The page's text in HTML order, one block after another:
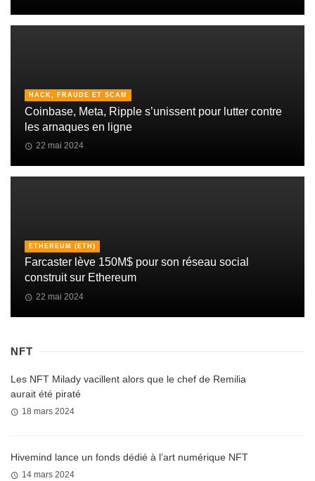
HACK, FRAUDE ET SCAM
Coinbase, Meta, Ripple s’unissent pour lutter contre
les arnaques en ligne
22 mai 2024
ETHEREUM (ETH)
Farcaster lève 150M$ pour son réseau social
construit sur Ethereum
22 mai 2024
NFT
Les NFT Milady vacillent alors que le chef de Remilia
aurait été piraté
18 mars 2024
Hivemind lance un fonds dédié à l’art numérique NFT
14 mars 2024